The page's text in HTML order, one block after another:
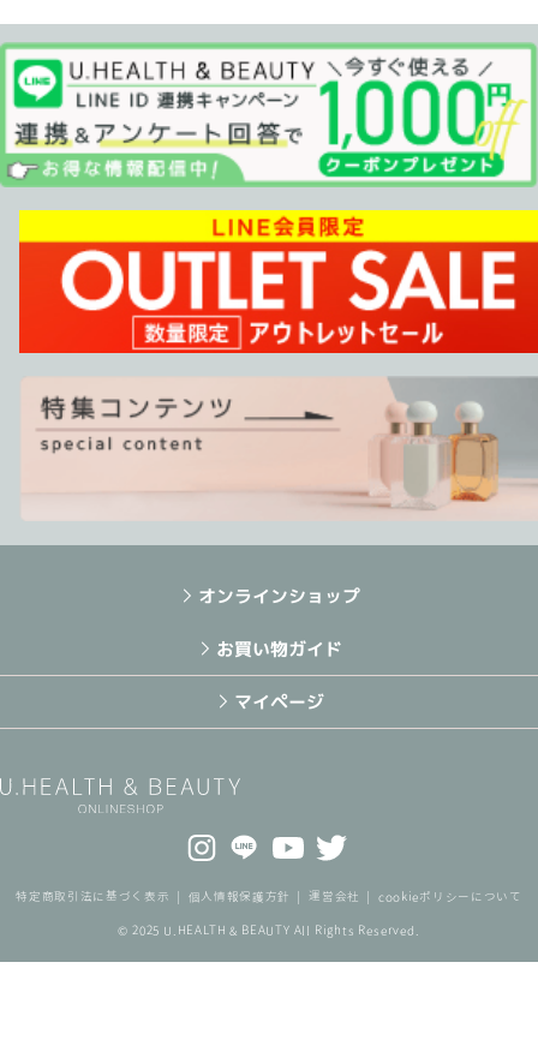
オンラインショップ
お買い物ガイド
マイページ
© 2025 U.HEALTH & BEAUTY All Rights Reserved.
特定商取引法に基づく表示 個人情報保護方針 運営会社 cookieポリシーについて